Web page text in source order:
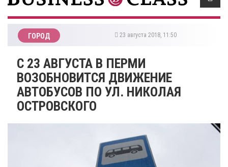
ГОРОД 23 августа 2018, 11:50
​С 23 АВГУСТА В ПЕРМИ
ВОЗОБНОВИТСЯ ДВИЖЕНИЕ
АВТОБУСОВ ПО УЛ. НИКОЛАЯ
ОСТРОВСКОГО